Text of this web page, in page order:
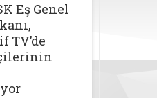
Eş Genel
TV’de